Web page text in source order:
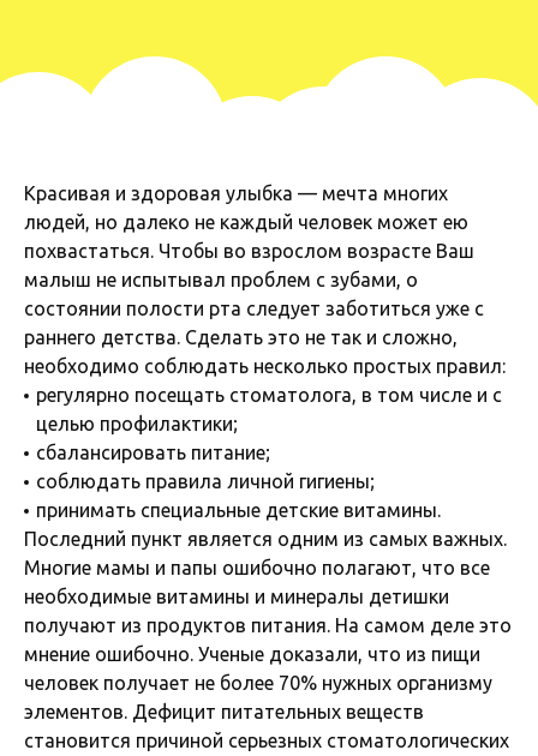
Красивая и здоровая улыбка — мечта многих
людей, но далеко не каждый человек может ею
похвастаться. Чтобы во взрослом возрасте Ваш
малыш не испытывал проблем с зубами, о
состоянии полости рта следует заботиться уже с
раннего детства. Сделать это не так и сложно,
необходимо соблюдать несколько простых правил:
регулярно посещать стоматолога, в том числе и с
целью профилактики;
сбалансировать питание;
соблюдать правила личной гигиены;
принимать специальные детские витамины.
Последний пункт является одним из самых важных.
Многие мамы и папы ошибочно полагают, что все
необходимые витамины и минералы детишки
получают из продуктов питания. На самом деле это
мнение ошибочно. Ученые доказали, что из пищи
человек получает не более 70% нужных организму
элементов. Дефицит питательных веществ
становится причиной серьезных стоматологических